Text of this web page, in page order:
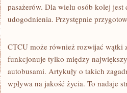
pasażerów. Dla wielu osób kolej
udogodnienia. Przystępnie
CTCU może również rozwijać
funkcjonuje tylko między
autobusami. Artykuły o takich
wpływa na jakość życia. To nadaje